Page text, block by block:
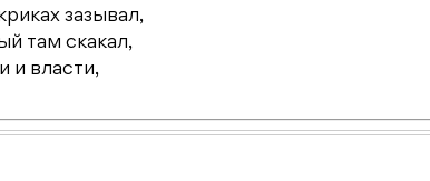
зазывал,
там скакал,
и власти,